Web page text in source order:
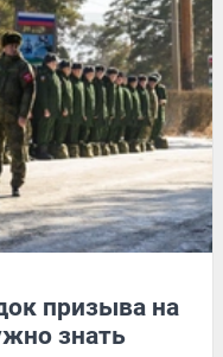
призыва на
знать